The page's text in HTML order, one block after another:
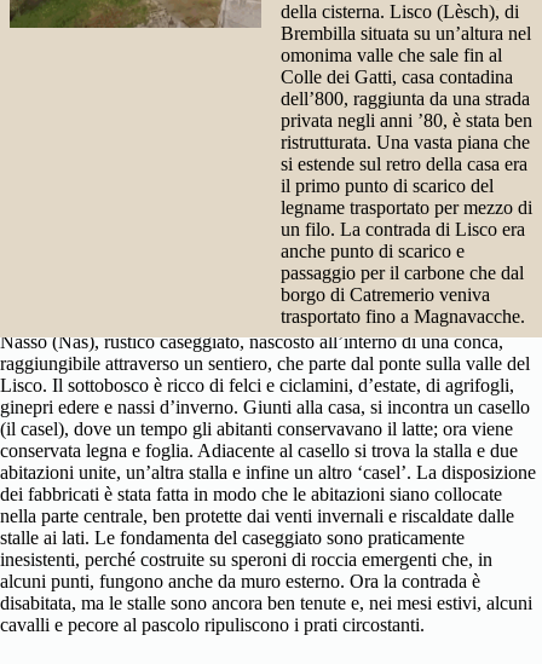
della cisterna. Lisco (Lèsch), di
Brembilla situata su un’altura nel
omonima valle che sale fin al
Colle dei Gatti, casa contadina
dell’800, raggiunta da una strada
privata negli anni ’80, è stata ben
ristrutturata. Una vasta piana che
si estende sul retro della casa era
il primo punto di scarico del
legname trasportato per mezzo di
un filo. La contrada di Lisco era
anche punto di scarico e
passaggio per il carbone che dal
borgo di Catremerio veniva
trasportato fino a Magnavacche.
Nasso (Nàs), rustico caseggiato, nascosto all’interno di una conca,
raggiungibile attraverso un sentiero, che parte dal ponte sulla valle del
Lisco. Il sottobosco è ricco di felci e ciclamini, d’estate, di agrifogli,
ginepri edere e nassi d’inverno. Giunti alla casa, si incontra un casello
(il casel), dove un tempo gli abitanti conservavano il latte; ora viene
conservata legna e foglia. Adiacente al casello si trova la stalla e due
abitazioni unite, un’altra stalla e infine un altro ‘casel’. La disposizione
dei fabbricati è stata fatta in modo che le abitazioni siano collocate
nella parte centrale, ben protette dai venti invernali e riscaldate dalle
stalle ai lati. Le fondamenta del caseggiato sono praticamente
inesistenti, perché costruite su speroni di roccia emergenti che, in
alcuni punti, fungono anche da muro esterno. Ora la contrada è
disabitata, ma le stalle sono ancora ben tenute e, nei mesi estivi, alcuni
cavalli e pecore al pascolo ripuliscono i prati circostanti.